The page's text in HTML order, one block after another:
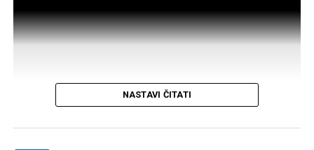
NASTAVI ČITATI